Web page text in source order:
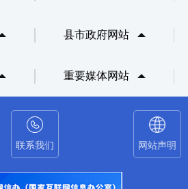
县市政府网站
重要媒体网站
联系我们 网站声明